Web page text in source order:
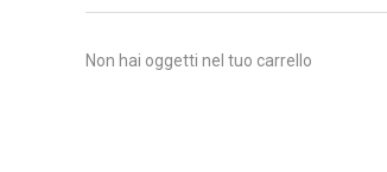
Non hai oggetti nel tuo carrello